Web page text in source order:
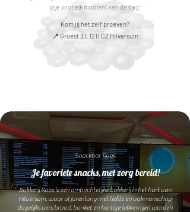
ijsje voor elk moment van de dag!
Kom jij het zelf proeven?
📍 Groest 31, 1211 CZ Hilversum
Snackbar Roos
Je favoriete snacks, met zorg bereid!
Bakkerij Roos is een ambachtelijke bakkerij in het hart van
Hilversum, waar al jarenlang met liefde en vakmanschap
dagelijks vers brood, banket en hartige lekkernijen worden